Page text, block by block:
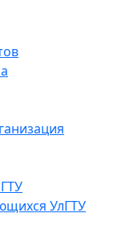
УлГТУ